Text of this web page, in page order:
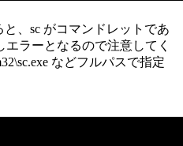
と、sc がコマンドレットであ
エラーとなるので注意してく
などフルパスで指定